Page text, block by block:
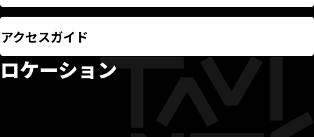
アクセスガイド
ロケーション